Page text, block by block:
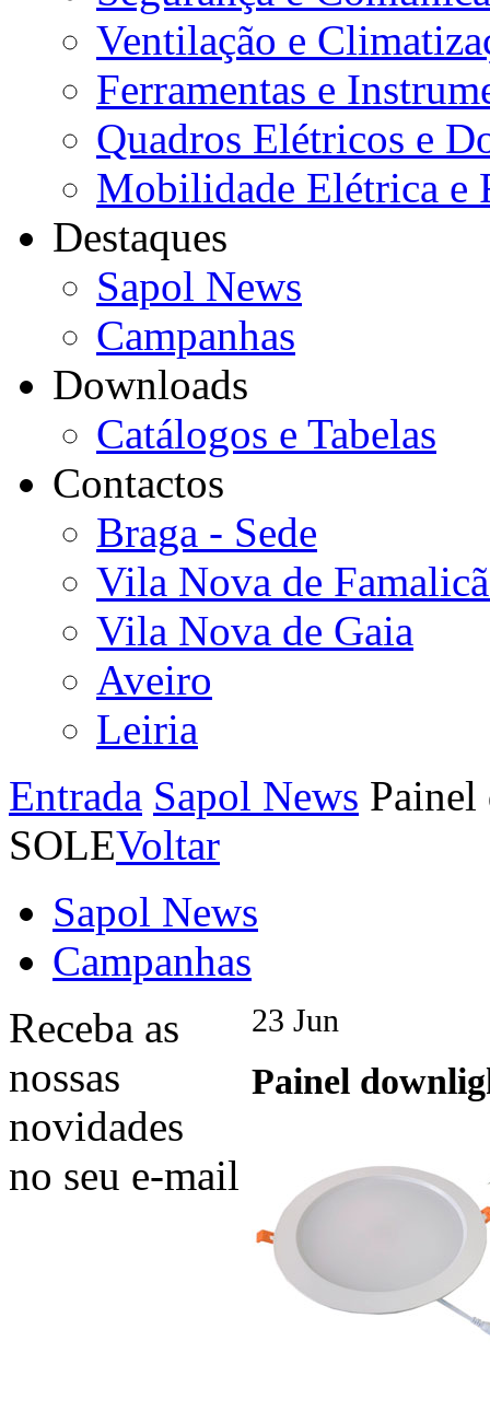
Ventilação e
Ferramentas e
Quadros Elétricos e
Mobilidade Elétrica e
Destaques
Sapol News
Campanhas
Downloads
Catálogos e Tabelas
Contactos
Braga - Sede
Vila Nova de
Vila Nova de Gaia
Aveiro
Leiria
Entrada Sapol News
SOLEVoltar
Sapol News
Campanhas
23 Jun
Painel
Receba as
nossas
novidades
no seu e-mail